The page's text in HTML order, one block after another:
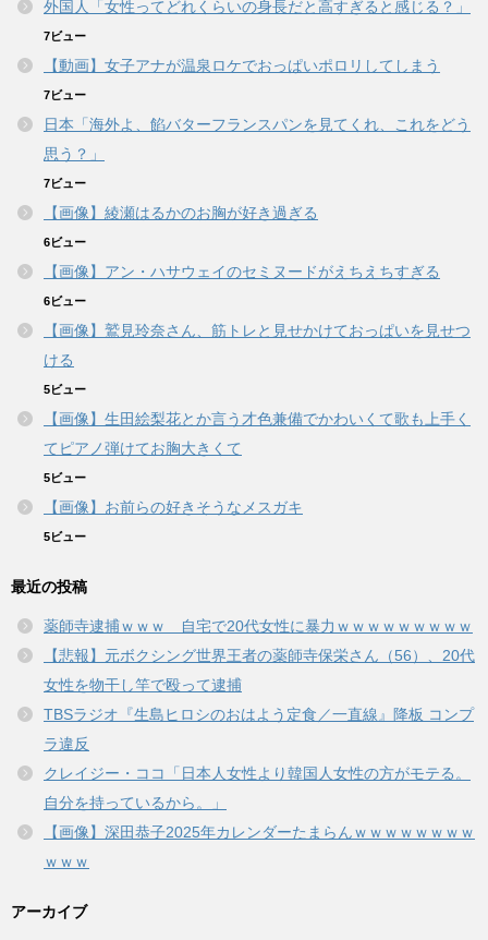
外国人「女性ってどれくらいの身長だと高すぎると感じる？」
7ビュー
【動画】女子アナが温泉ロケでおっぱいポロリしてしまう
7ビュー
日本「海外よ、餡バターフランスパンを見てくれ、これをどう
思う？」
7ビュー
【画像】綾瀬はるかのお胸が好き過ぎる
6ビュー
【画像】アン・ハサウェイのセミヌードがえちえちすぎる
6ビュー
【画像】鷲見玲奈さん、筋トレと見せかけておっぱいを見せつ
ける
5ビュー
【画像】生田絵梨花とか言う才色兼備でかわいくて歌も上手く
てピアノ弾けてお胸大きくて
5ビュー
【画像】お前らの好きそうなメスガキ
5ビュー
最近の投稿
薬師寺逮捕ｗｗｗ 自宅で20代女性に暴力ｗｗｗｗｗｗｗｗｗ
【悲報】元ボクシング世界王者の薬師寺保栄さん（56）、20代
女性を物干し竿で殴って逮捕
TBSラジオ『生島ヒロシのおはよう定食／一直線』降板 コンプ
ラ違反
クレイジー・ココ「日本人女性より韓国人女性の方がモテる。
自分を持っているから。」
【画像】深田恭子2025年カレンダーたまらんｗｗｗｗｗｗｗｗ
ｗｗｗ
アーカイブ